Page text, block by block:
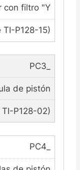
con filtro "Y
P128-15)
PC3_
de pistón
P128-02)
PC4_